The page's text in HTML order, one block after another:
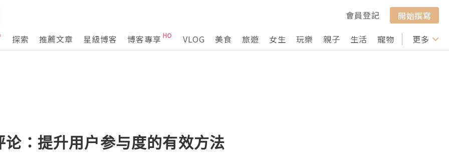
會員登記
開始撰寫
探索
推薦文章 星級博客 博客專享 VLOG 美食 旅遊 女生 玩樂 親子 生活 寵物 行山 打卡
更多
：提升用户参与度的有效方法